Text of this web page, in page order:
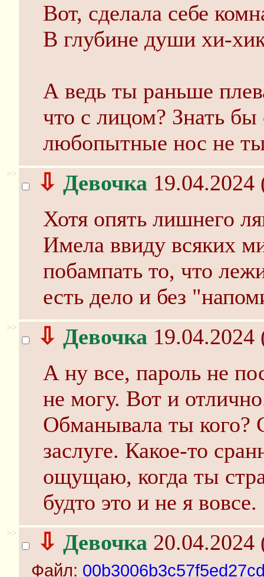
Вот, сделала себе
В глубине души хи-
А ведь ты раньше
что с лицом? Знать
любопытные нос не
>> ⇩ Девочка
Хотя опять лишнего
Имела ввиду всяких
побампать то, что
есть дело и без
>> ⇩ Девочка
А ну все, пароль не
не могу. Вот и
Обманывала ты кого?
заслуге. Какое-то
ощущаю, когда ты
будто это и не я вовсе.
>> ⇩ Девочка
Файл: